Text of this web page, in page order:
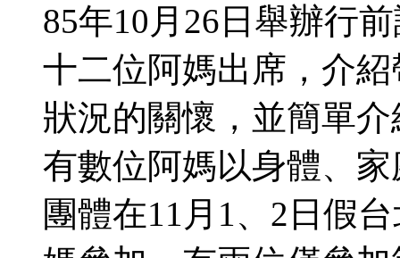
85年10月26日舉辦行
十二位阿媽出席，介
狀況的關懷，並簡單
有數位阿媽以身體、
團體在11月1、2日假